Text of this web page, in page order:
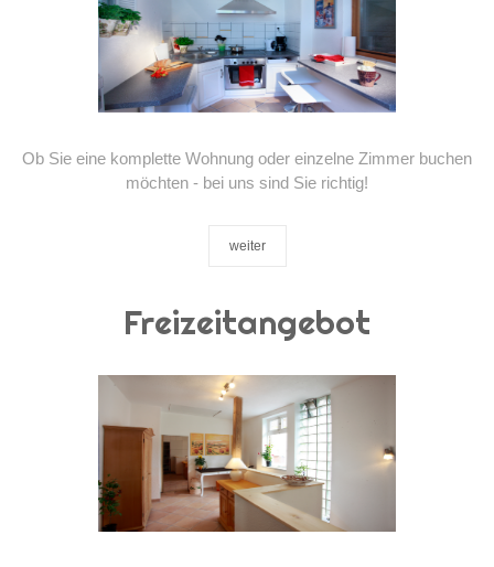
Ob Sie eine komplette Wohnung oder einzelne Zimmer buchen
möchten - bei uns sind Sie richtig!
weiter
Freizeitangebot